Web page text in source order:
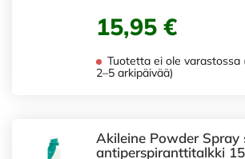
15,95 €
Tuotetta ei ole varastossa
2–5 arkipäivää)
Akileine Powder
antiperspiranttitalkki